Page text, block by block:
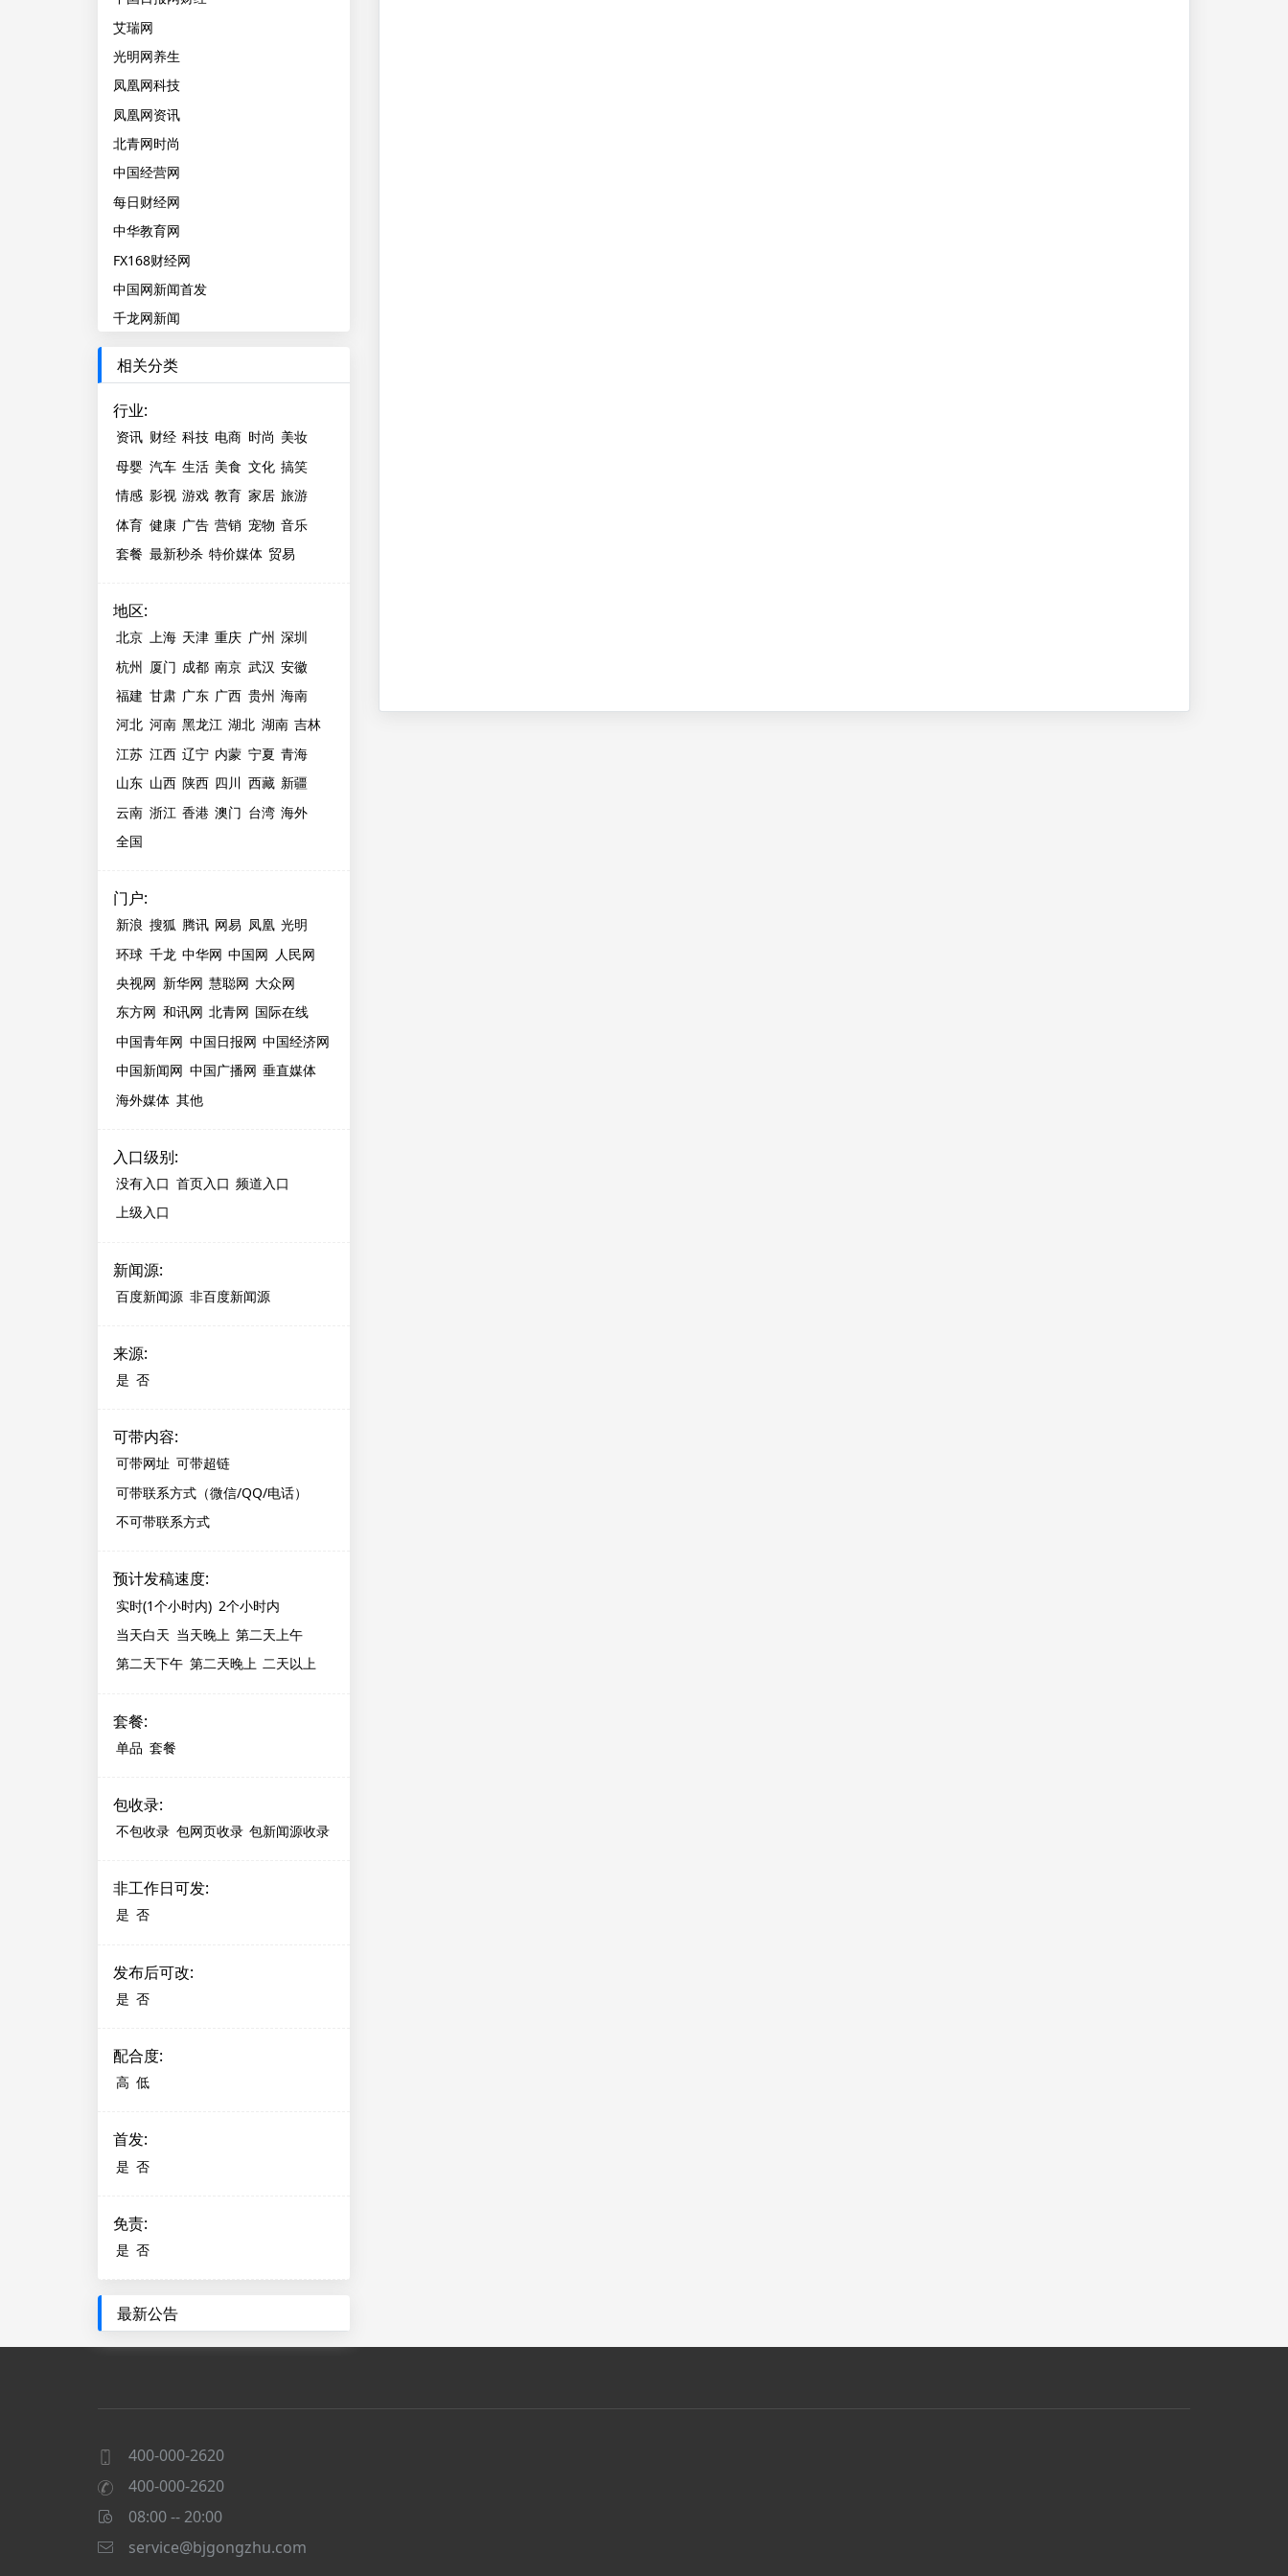
艾瑞网
光明网养生
凤凰网科技
凤凰网资讯
北青网时尚
中国经营网
每日财经网
中华教育网
FX168财经网
中国网新闻首发
千龙网新闻
相关分类
行业:
资讯 财经 科技 电商 时尚 美妆
母婴 汽车 生活 美食 文化 搞笑
情感 影视 游戏 教育 家居 旅游
体育 健康 广告 营销 宠物 音乐
套餐 最新秒杀 特价媒体 贸易
地区:
北京 上海 天津 重庆 广州 深圳
杭州 厦门 成都 南京 武汉 安徽
福建 甘肃 广东 广西 贵州 海南
河北 河南 黑龙江 湖北 湖南 吉林
江苏 江西 辽宁 内蒙 宁夏 青海
山东 山西 陕西 四川 西藏 新疆
云南 浙江 香港 澳门 台湾 海外
全国
门户:
新浪 搜狐 腾讯 网易 凤凰 光明
环球 千龙 中华网 中国网 人民网
央视网 新华网 慧聪网 大众网
东方网 和讯网 北青网 国际在线
中国青年网 中国日报网 中国经济网
中国新闻网 中国广播网 垂直媒体
海外媒体 其他
入口级别:
没有入口 首页入口 频道入口
上级入口
新闻源:
百度新闻源 非百度新闻源
来源:
是 否
可带内容:
可带网址 可带超链
可带联系方式（微信/QQ/电话）
不可带联系方式
预计发稿速度:
实时(1个小时内) 2个小时内
当天白天 当天晚上 第二天上午
第二天下午 第二天晚上 二天以上
套餐:
单品 套餐
包收录:
不包收录 包网页收录 包新闻源收录
非工作日可发:
是 否
发布后可改:
是 否
配合度:
高 低
首发:
是 否
免责:
是 否
最新公告
400-000-2620
400-000-2620
08:00 -- 20:00
service@bjgongzhu.com